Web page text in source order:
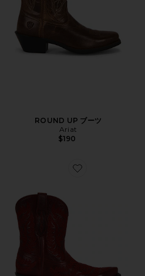
ROUND UP ブーツ
Ariat
$190
Favorite CATE ブーツ